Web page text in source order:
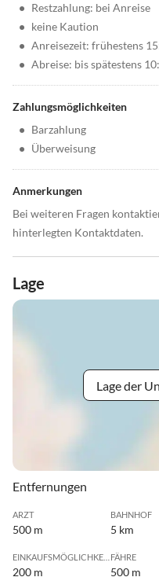
• Restzahlung: bei Anreise
• keine Kaution
• Anreisezeit: frühestens
• Abreise: bis spätestens
Zahlungsmöglichkeiten
• Barzahlung
• Überweisung
Anmerkungen
Bei weiteren Fragen
hinterlegten Kontaktdaten.
Lage
Lage der
Entfernungen
ARZT
500 m
BAHNHOF
5 km
200 m
FÄHRE
500 m